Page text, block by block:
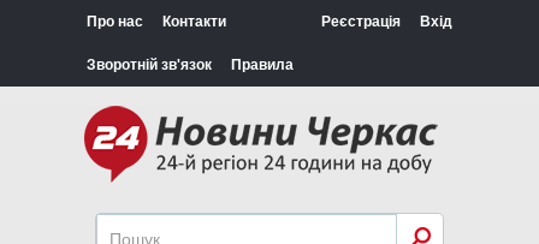
Про нас Контакти
Зворотній зв'язок Правила
Реєстрація Вхід